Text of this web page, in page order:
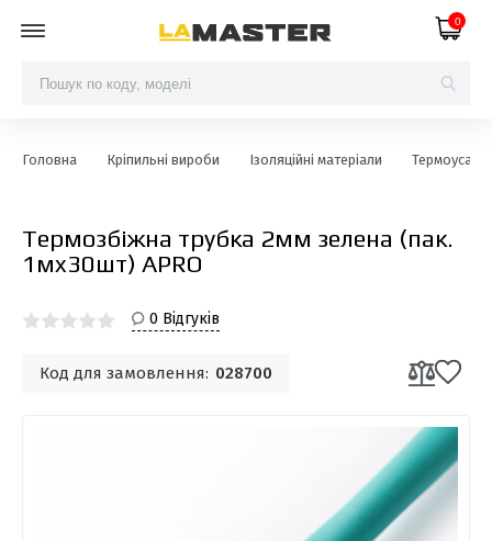
0
Головна Кріпильні вироби Ізоляційні матеріали
Термозбіжна трубка 2мм зелена (пак.
1мx30шт) APRO
0 Відгуків
Код для замовлення: 028700